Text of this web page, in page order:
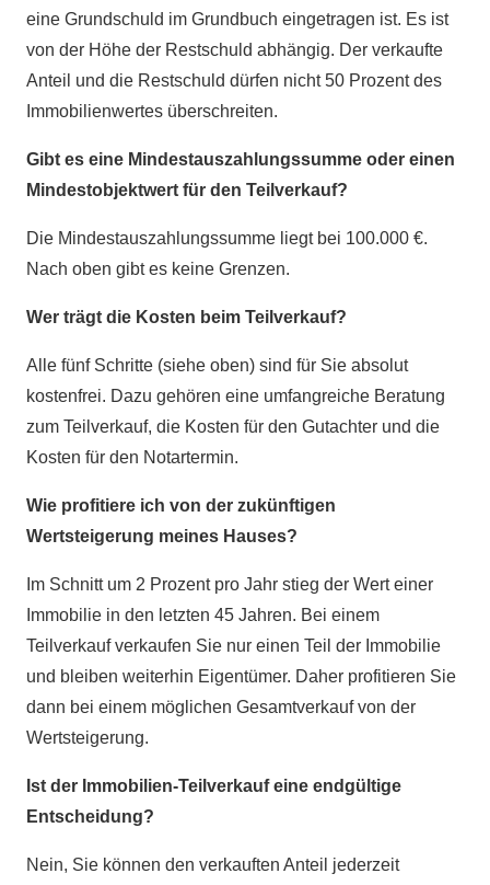
eine Grundschuld im Grundbuch eingetragen ist. Es ist
von der Höhe der Restschuld abhängig. Der verkaufte
Anteil und die Restschuld dürfen nicht 50 Prozent des
Immobilienwertes überschreiten.
Gibt es eine Mindestauszahlungssumme oder einen
Mindestobjektwert für den Teilverkauf?
Die Mindestauszahlungssumme liegt bei 100.000 €.
Nach oben gibt es keine Grenzen.
Wer trägt die Kosten beim Teilverkauf?
Alle fünf Schritte (siehe oben) sind für Sie absolut
kostenfrei. Dazu gehören eine umfangreiche Beratung
zum Teilverkauf, die Kosten für den Gutachter und die
Kosten für den Notartermin.
Wie profitiere ich von der zukünftigen
Wertsteigerung meines Hauses?
Im Schnitt um 2 Prozent pro Jahr stieg der Wert einer
Immobilie in den letzten 45 Jahren. Bei einem
Teilverkauf verkaufen Sie nur einen Teil der Immobilie
und bleiben weiterhin Eigentümer. Daher profitieren Sie
dann bei einem möglichen Gesamtverkauf von der
Wertsteigerung.
Ist der Immobilien-Teilverkauf eine endgültige
Entscheidung?
Nein, Sie können den verkauften Anteil jederzeit